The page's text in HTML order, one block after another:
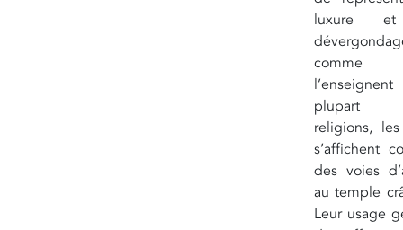
luxure
comme
plupart
religions,
s’affichent
des voies
au temple
Leur usage